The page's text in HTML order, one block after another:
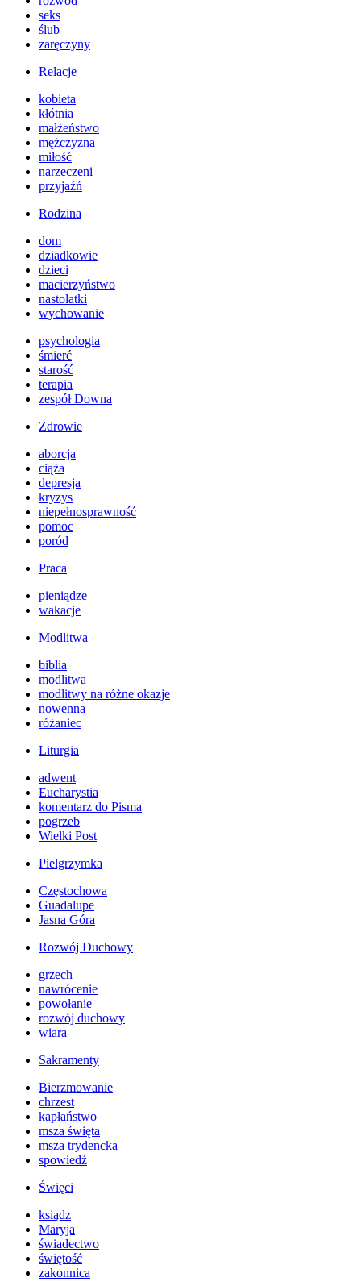
seks
ślub
zaręczyny
Relacje
kobieta
kłótnia
małżeństwo
mężczyzna
miłość
narzeczeni
przyjaźń
Rodzina
dom
dziadkowie
dzieci
macierzyństwo
nastolatki
wychowanie
psychologia
śmierć
starość
terapia
zespół Downa
Zdrowie
aborcja
ciąża
depresja
kryzys
niepełnosprawność
pomoc
poród
Praca
pieniądze
wakacje
Modlitwa
biblia
modlitwa
modlitwy na różne okazje
nowenna
różaniec
Liturgia
adwent
Eucharystia
komentarz do Pisma
pogrzeb
Wielki Post
Pielgrzymka
Częstochowa
Guadalupe
Jasna Góra
Rozwój Duchowy
grzech
nawrócenie
powołanie
rozwój duchowy
wiara
Sakramenty
Bierzmowanie
chrzest
kapłaństwo
msza święta
msza trydencka
spowiedź
Święci
ksiądz
Maryja
świadectwo
świętość
zakonnica